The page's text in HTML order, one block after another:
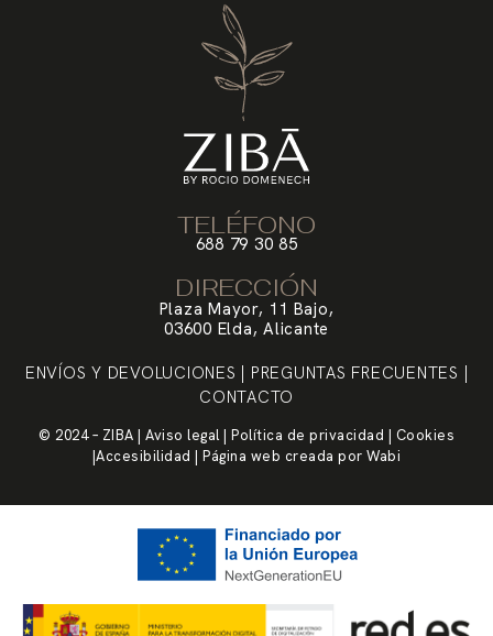
TELÉFONO
688 79 30 85
DIRECCIÓN
Plaza Mayor, 11 Bajo,
03600 Elda, Alicante
ENVÍOS Y DEVOLUCIONES | PREGUNTAS FRECUENTES |
CONTACTO
© 2024 – ZIBA | Aviso legal | Política de privacidad | Cookies
|Accesibilidad | Página web creada porWabi